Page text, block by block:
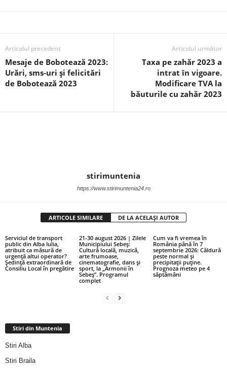
Articolul precedent
Mesaje de Bobotează 2023:
Urări, sms-uri și felicitări
de Bobotează 2023
Articolul următor
Taxa pe zahăr 2023 a
intrat în vigoare.
Modificare TVA la
băuturile cu zahăr 2023
stirimuntenia
https://www.stirimuntenia24.ro
ARTICOLE SIMILARE DE LA ACELAȘI AUTOR
Serviciul de transport
public din Alba Iulia,
atribuit ca măsură de
urgență altui operator?
Ședință extraordinară de
Consiliu Local în pregătire
21-30 august 2026 | Zilele
Municipiului Sebeș:
Cultură locală, muzică,
arte frumoase,
cinematografie, dans și
sport, la „Armonii în
Sebeș”. Programul
complet
Cum va fi vremea în
România până în 7
septembrie 2026: Căldură
peste normal și
precipitații puține.
Prognoza meteo pe 4
săptămâni
Stiri din Muntenia
Stiri Alba
Stiri Braila